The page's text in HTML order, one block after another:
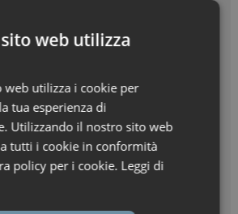
web utilizza
web utilizza i cookie per
tua esperienza di
Utilizzando il nostro sito web
tutti i cookie in conformità
policy per i cookie. Leggi di